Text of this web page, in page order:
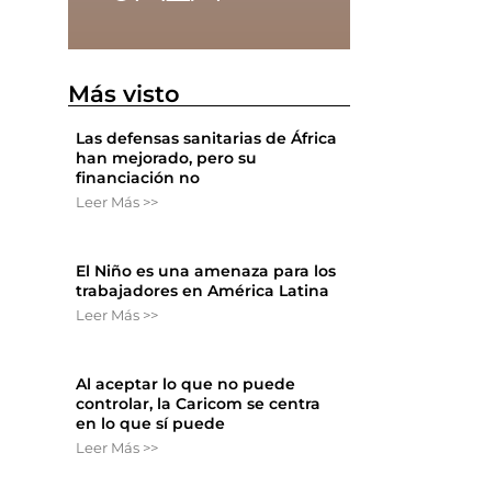
Más visto
Las defensas sanitarias de África
han mejorado, pero su
financiación no
Leer Más >>
El Niño es una amenaza para los
trabajadores en América Latina
Leer Más >>
Al aceptar lo que no puede
controlar, la Caricom se centra
en lo que sí puede
Leer Más >>